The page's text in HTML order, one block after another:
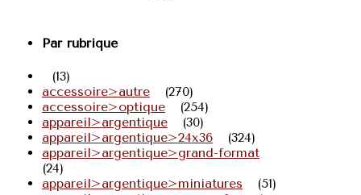
Par rubrique
(13)
accessoire>autre
(270)
accessoire>optique
(254)
appareil>argentique
(30)
appareil>argentique>24x36
(324)
appareil>argentique>grand-format
(24)
appareil>argentique>miniatures
(51)